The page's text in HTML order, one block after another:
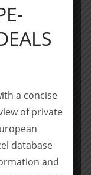
Associate
a concise
of private
database
and